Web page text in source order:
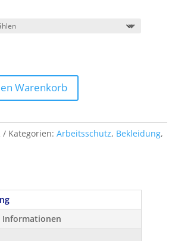
Warenkorb
Kategorien: Arbeitsschutz, Bekleidung,
Informationen